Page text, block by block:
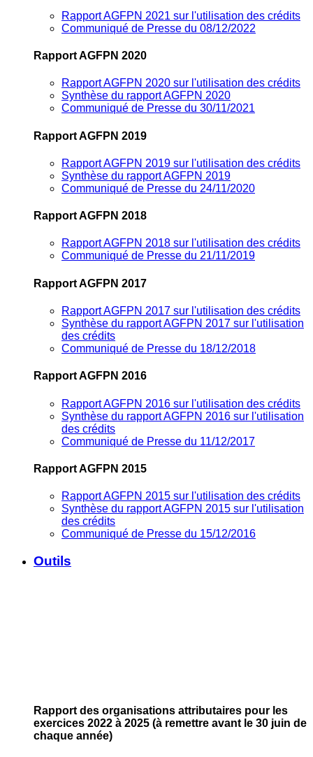
Rapport AGFPN 2021 sur l'utilisation des crédits
Communiqué de Presse du 08/12/2022
Rapport AGFPN 2020
Rapport AGFPN 2020 sur l'utilisation des crédits
Synthèse du rapport AGFPN 2020
Communiqué de Presse du 30/11/2021
Rapport AGFPN 2019
Rapport AGFPN 2019 sur l'utilisation des crédits
Synthèse du rapport AGFPN 2019
Communiqué de Presse du 24/11/2020
Rapport AGFPN 2018
Rapport AGFPN 2018 sur l'utilisation des crédits
Communiqué de Presse du 21/11/2019
Rapport AGFPN 2017
Rapport AGFPN 2017 sur l'utilisation des crédits
Synthèse du rapport AGFPN 2017 sur l'utilisation
des crédits
Communiqué de Presse du 18/12/2018
Rapport AGFPN 2016
Rapport AGFPN 2016 sur l'utilisation des crédits
Synthèse du rapport AGFPN 2016 sur l'utilisation
des crédits
Communiqué de Presse du 11/12/2017
Rapport AGFPN 2015
Rapport AGFPN 2015 sur l'utilisation des crédits
Synthèse du rapport AGFPN 2015 sur l'utilisation
des crédits
Communiqué de Presse du 15/12/2016
Outils
Rapport des organisations attributaires pour les
exercices 2022 à 2025 (à remettre avant le 30 juin de
chaque année)